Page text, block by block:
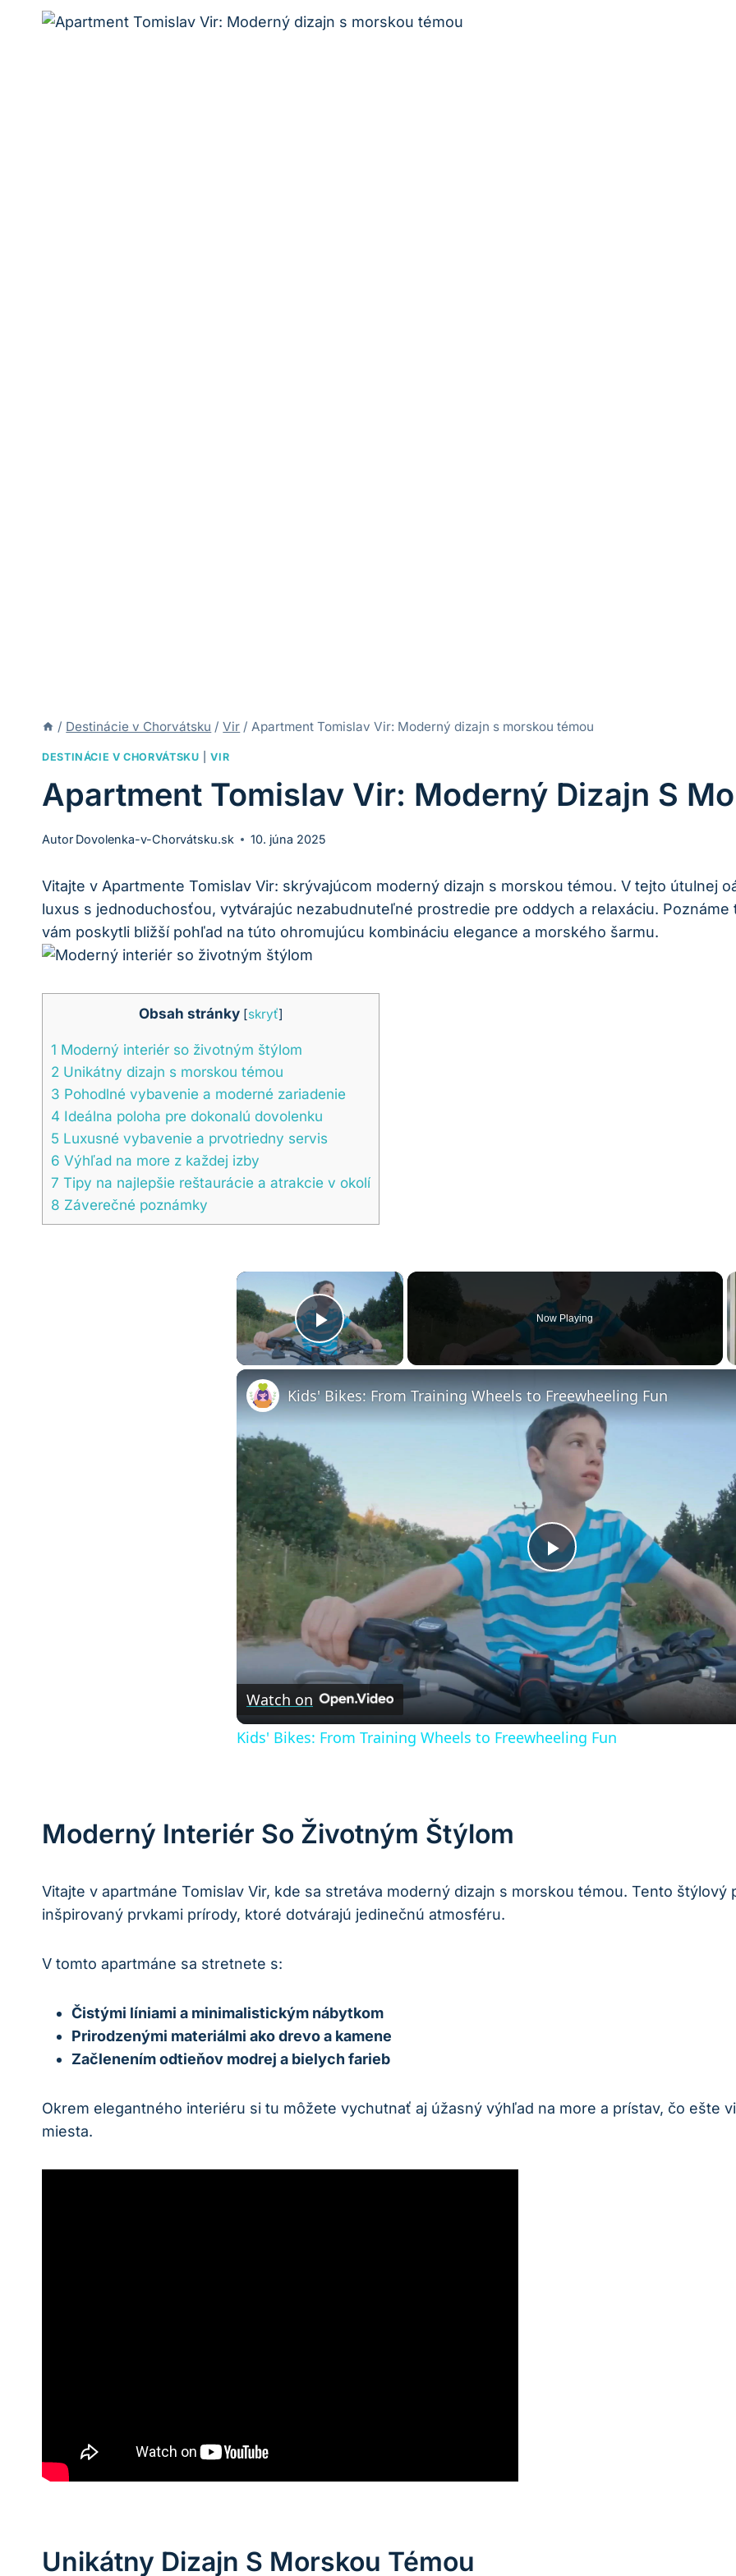
/ Destinácie v Chorvátsku / Vir / Apartment Tomislav Vir: Moderný dizajn s morskou témou
DESTINÁCIE V CHORVÁTSKU |VIR
Apartment Tomislav Vir: Moderný Dizajn S
Autor Dovolenka-v-Chorvátsku.sk 10. júna 2025
Vitajte v Apartmente Tomislav Vir: skrývajúcom moderný dizajn s morskou témou. V tejto útulnej
luxus s jednoduchosťou, vytvárajúc nezabudnuteľné prostredie pre oddych a relaxáciu.
vám poskytli bližší pohľad na túto ohromujúcu kombináciu elegance a morského šarmu.
Obsah stránky [skryť]
1 Moderný interiér so životným štýlom
2 Unikátny dizajn s morskou témou
3 Pohodlné vybavenie a moderné zariadenie
4 Ideálna poloha pre dokonalú dovolenku
5 Luxusné vybavenie a prvotriedny servis
6 Výhľad na more z každej izby
7 Tipy na najlepšie reštaurácie a atrakcie v okolí
8 Záverečné poznámky
×
Play Video
Now Playing
Play
Video
Kids' Bikes: From Training Wheels to Freewheeling Fun
Watch on
Kids' Bikes: From Training Wheels to Freewheeling Fun
Moderný Interiér So Životným Štýlom
Vitajte v apartmáne Tomislav Vir, kde sa stretáva moderný dizajn s morskou témou. Tento
inšpirovaný prvkami prírody, ktoré dotvárajú jedinečnú atmosféru.
V tomto apartmáne sa stretnete s:
Čistými líniami a minimalistickým nábytkom
Prirodzenými materiálmi ako drevo a kamene
Začlenením odtieňov modrej a bielych farieb
Okrem elegantného interiéru si tu môžete vychutnať aj úžasný výhľad na more a prístav, čo ešte
miesta.
Unikátny Dizajn S Morskou Témou